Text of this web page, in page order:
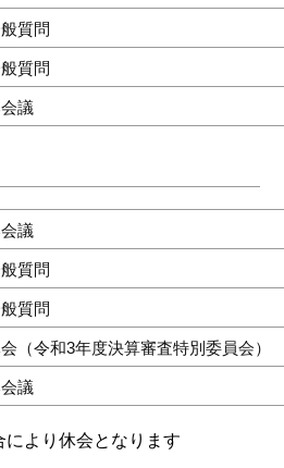
質問
質問
議
議
質問
質問
（令和3年度決算審査特別委員会）
議
より休会となります